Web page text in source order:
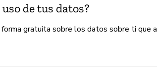
de tus datos?
gratuita sobre los datos sobre ti que